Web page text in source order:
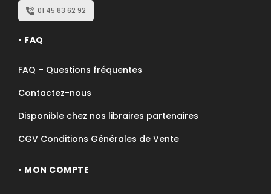
01 45 83 62 92
• FAQ
FAQ – Questions fréquentes
Contactez-nous
Disponible chez nos libraires partenaires
CGV Conditions Générales de Vente
• MON COMPTE